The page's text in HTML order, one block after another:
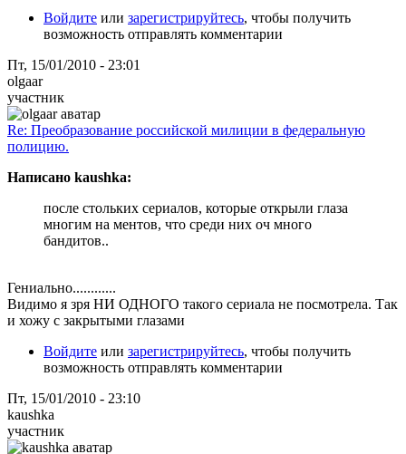
Войдите или зарегистрируйтесь, чтобы получить
возможность отправлять комментарии
Пт, 15/01/2010 - 23:01
olgaar
участник
Re: Преобразование российской милиции в федеральную
полицию.
Написано kaushka:
после стольких сериалов, которые открыли глаза
многим на ментов, что среди них оч много
бандитов..
Гениально............
Видимо я зря НИ ОДНОГО такого сериала не посмотрела. Так
и хожу с закрытыми глазами
Войдите или зарегистрируйтесь, чтобы получить
возможность отправлять комментарии
Пт, 15/01/2010 - 23:10
kaushka
участник